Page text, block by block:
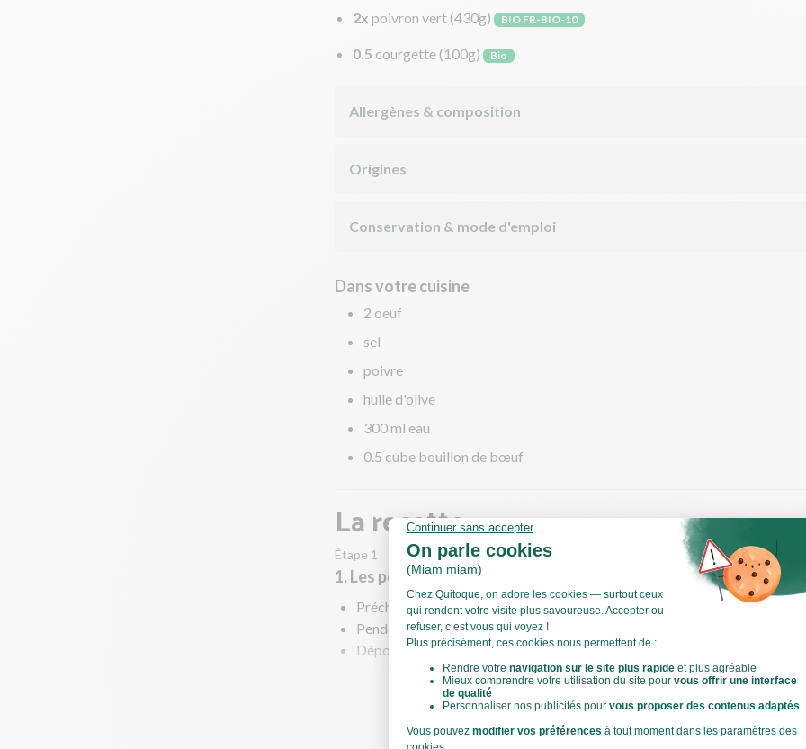
2x poivron vert (430g) BIO FR-BIO-10
0.5 courgette (100g) Bio
Allergènes & composition
Origines
Conservation & mode d'emploi
Dans votre cuisine
2 oeuf
sel
poivre
huile d'olive
300 ml eau
0.5 cube bouillon de bœuf
La recette
Étape 1
1. Les poivrons
Préchauffez votre four à 200°C en chaleur tournante !
Pendant ce temps, coupez les chapeaux des poivrons et videz-les.
Déposez les poivrons avec leurs chapeaux dans un plat allant au four.
d'huile d'olive, salez, poivrez.
Enfournez 20 min.
En parallèle, préparez le riz.
Voir toute la recette